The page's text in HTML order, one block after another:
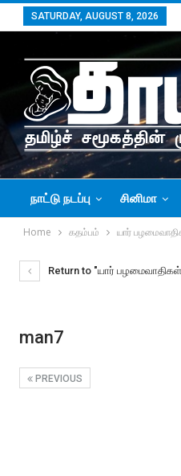
SATURDAY, AUGUST 8, 2026
நாட்டு நடப்பு சினிமா
Home கதம்பம் யார்
Return to "யார்
man7
PREVIOUS